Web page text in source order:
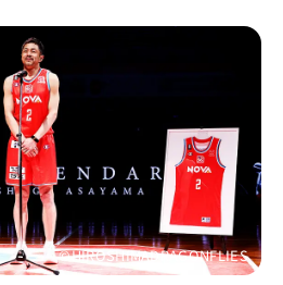
©HIROSHIMADRAGONFLIES